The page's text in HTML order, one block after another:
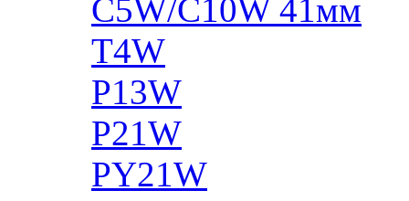
C5W/C10W 41мм
T4W
P13W
P21W
PY21W